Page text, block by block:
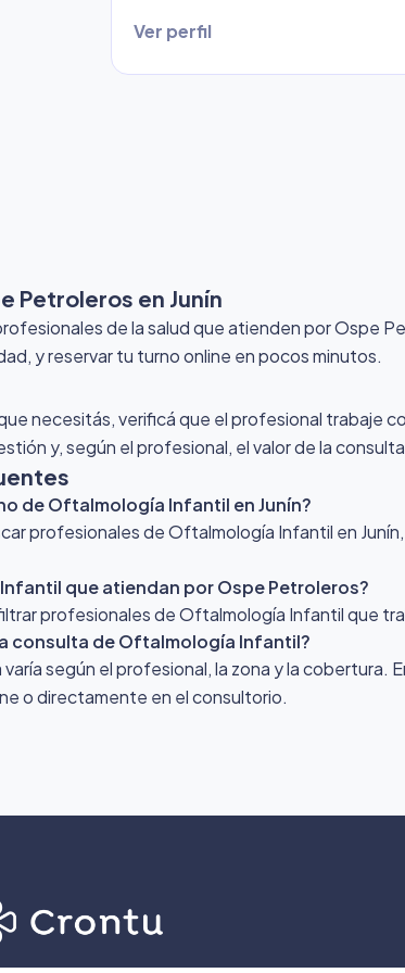
Ver perfil
Petroleros en Junín
de la salud que atienden por Ospe
y reservar tu turno online en pocos minutos.
necesitás, verificá que el profesional trabaje
y, según el profesional, el valor de la
de Oftalmología Infantil en Junín?
profesionales de Oftalmología Infantil en
que atiendan por Ospe Petroleros?
profesionales de Oftalmología Infantil que
consulta de Oftalmología Infantil?
varía según el profesional, la zona y la
o directamente en el consultorio.